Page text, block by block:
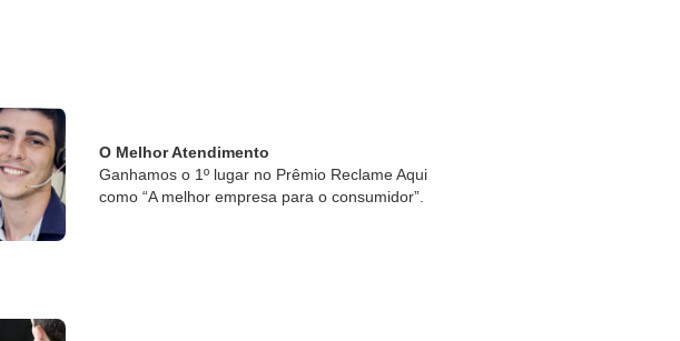
O Melhor Atendimento
Ganhamos o 1º lugar no Prêmio Reclame Aqui
como “A melhor empresa para o consumidor”.